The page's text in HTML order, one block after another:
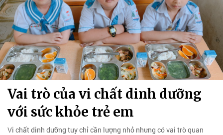
Vai trò của vi chất dinh dưỡng
với sức khỏe trẻ em
Vi chất dinh dưỡng tuy chỉ cần lượng nhỏ nhưng có vai trò quan